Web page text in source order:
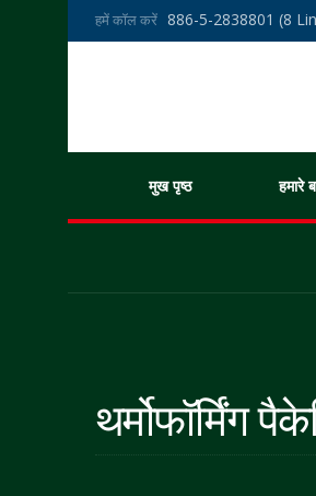
हमें कॉल करें 886-5-2838801 (8
मुख पृष्ठ हमारे
थर्मोफॉर्मिंग